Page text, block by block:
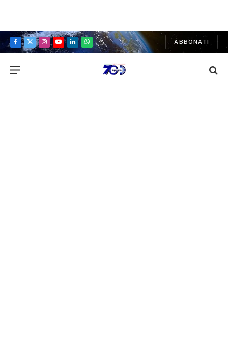
Facebook
X
Instagram
YouTubeLinkedInWhatsApp
ABBONATI